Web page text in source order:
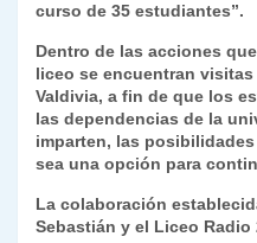
curso de 35 estudiantes”.
Dentro de las acciones
liceo se encuentran
Valdivia, a fin de que los
las dependencias de la
imparten, las
sea una opción para
La colaboración
Sebastián y el Liceo Radio